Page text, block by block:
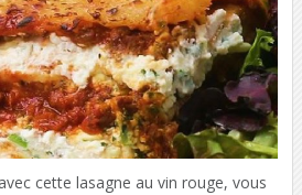
cette lasagne au vin rouge, vous